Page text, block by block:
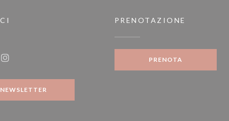
NEWSLETTER
PRENOTAZIONE
PRENOTA